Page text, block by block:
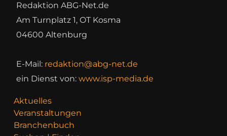
Redaktion ABG-Net.de
Am Turnplatz 1, OT Kosma
04600 Altenburg
E-Mail: redaktion@abg-net.de
ein Dienst von: www.isp-media.de
Aktuelles
Veranstaltungen
Branchenbuch